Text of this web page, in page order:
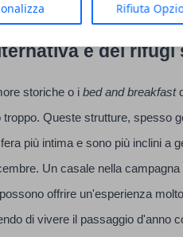
Rifiuta
e dei rifugi
storiche o i bed and breakfast
Queste strutture, spesso
più intima e sono più inclini a
Un casale nella campagna
offrire un'esperienza
di vivere il passaggio d'anno